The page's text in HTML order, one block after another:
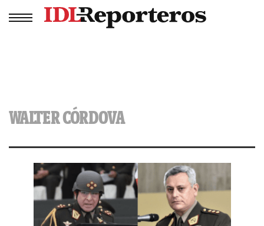
WALTER CÓRDOVA